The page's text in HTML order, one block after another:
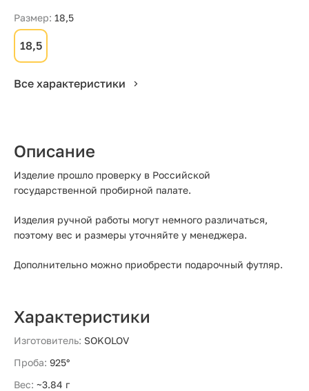
Размер: 18,5
18,5
Все характеристики
Описание
Изделие прошло проверку в Российской
государственной пробирной палате.
Изделия ручной работы могут немного различаться,
поэтому вес и размеры уточняйте у менеджера.
Дополнительно можно приобрести подарочный футляр.
Характеристики
Изготовитель: SOKOLOV
Проба: 925°
Вес: ~3.84 г